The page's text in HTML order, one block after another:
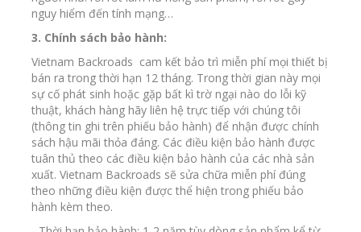
nguy hiểm đến tính mạng…
3. Chính sách bảo hành:
Vietnam Backroads cam kết bảo trì miễn phí mọi thiết bị
bán ra trong thời hạn 12 tháng. Trong thời gian này mọi
sự cố phát sinh hoặc gặp bất kì trờ ngại nào do lỗi kỹ
thuật, khách hàng hãy liên hệ trực tiếp với chúng tôi
(thông tin ghi trên phiếu bảo hành) để nhận được chính
sách hậu mãi thỏa đáng. Các điều kiện bảo hành được
tuân thủ theo các điều kiện bảo hành của các nhà sản
xuất. Vietnam Backroads sẽ sửa chữa miễn phí đúng
theo những điều kiện được thể hiện trong phiếu bảo
hành kèm theo.